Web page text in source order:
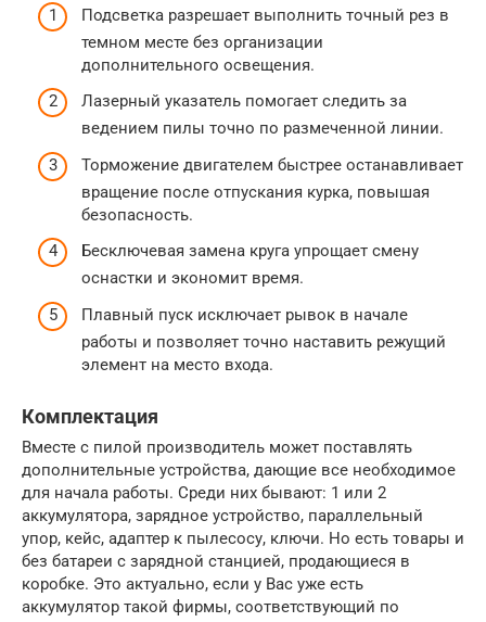
Подсветка разрешает выполнить точный рез в
темном месте без организации
дополнительного освещения.
Лазерный указатель помогает следить за
ведением пилы точно по размеченной линии.
Торможение двигателем быстрее останавливает
вращение после отпускания курка, повышая
безопасность.
Бесключевая замена круга упрощает смену
оснастки и экономит время.
Плавный пуск исключает рывок в начале
работы и позволяет точно наставить режущий
элемент на место входа.
Комплектация
Вместе с пилой производитель может поставлять
дополнительные устройства, дающие все необходимое
для начала работы. Среди них бывают: 1 или 2
аккумулятора, зарядное устройство, параллельный
упор, кейс, адаптер к пылесосу, ключи. Но есть товары и
без батареи с зарядной станцией, продающиеся в
коробке. Это актуально, если у Вас уже есть
аккумулятор такой фирмы, соответствующий по